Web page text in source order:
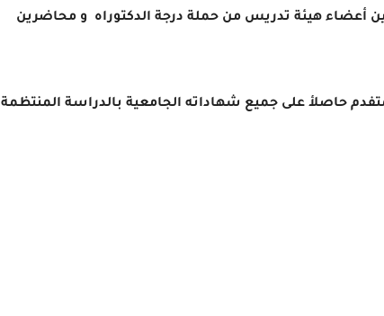
أعضاء هيئة تدريس من حملة درجة الدكتوراه و محاضرين
حاصلأ على جميع شهاداته الجامعية بالدراسة المنتظمة